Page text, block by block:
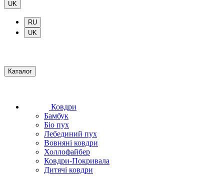
UK
RU
UK
Каталог
Ковдри
Бамбук
Біо пух
Лебединий пух
Вовняні ковдри
Холлофайбер
Ковдри-Покривала
Дитячі ковдри